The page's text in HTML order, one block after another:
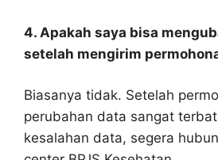
4. Apakah saya bisa
setelah mengirim
Biasanya tidak. Setelah
perubahan data sangat
kesalahan data, segera